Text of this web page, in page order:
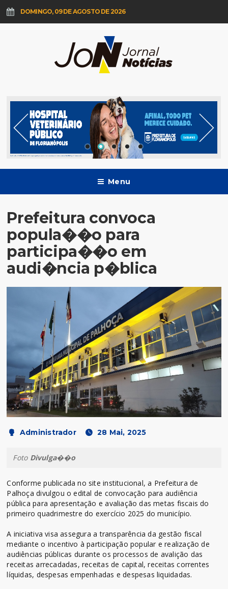
DOMINGO, 09 DE AGOSTO DE 2026
Menu
Prefeitura convoca
popula��o para
participa��o em
audi�ncia p�blica
Administrador 28 Mai, 2025
Foto Divulga��o
Conforme publicada no site institucional, a Prefeitura de
Palhoça divulgou o edital de convocação para audiência
pública para apresentação e avaliação das metas fiscais do
primeiro quadrimestre do exercício 2025 do município.
A iniciativa visa assegura a transparência da gestão fiscal
mediante o incentivo à participação popular e realização de
audiências públicas durante os processos de avalição das
receitas arrecadadas, receitas de capital, receitas correntes
líquidas, despesas empenhadas e despesas liquidadas.